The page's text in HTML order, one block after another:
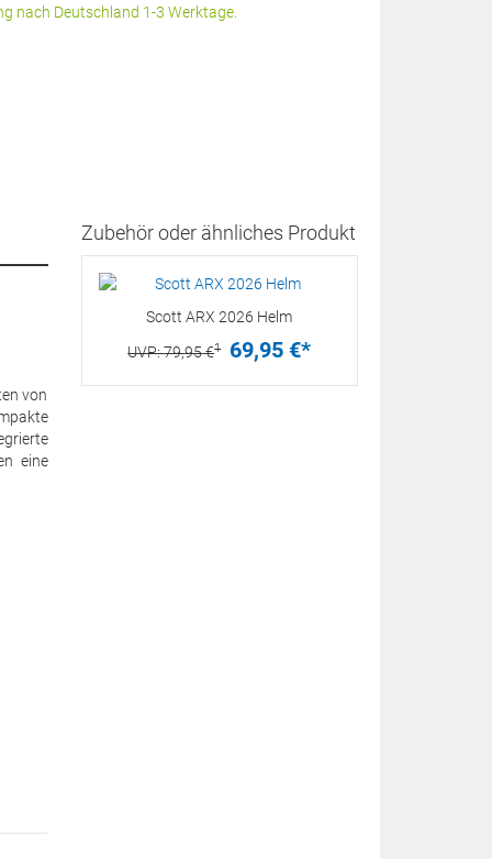
nach Deutschland 1-3 Werktage.
von
eine
Zubehör oder ähnliches Produkt
Scott ARX 2026 Helm
UVP:79,95€1 69,95 €*